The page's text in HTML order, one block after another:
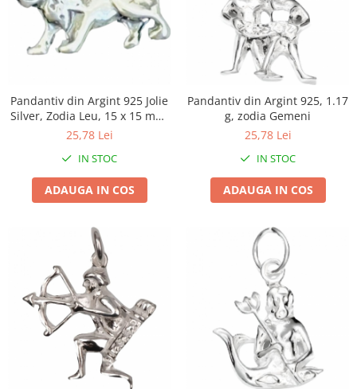
Cutii pentru chei
Dulapuri si rafturi de depozitare
Maturi, mopuri si galeti
Perii de curatare
Perii si aparate scame
Uscatoare si standere haine
Masini de carnati si accesorii
Espressoare si cafetiere
Masini de piper si nuci
Accesorii si consumabile masini de
tocat carne
Autocolant de bucatarie
Pandantiv din Argint 925 Jolie
Silver, Zodia Leu, 15 x 15 mm,
1.2 g
25,78 Lei
IN STOC
ADAUGA IN COS
Pandantiv din Argint 925, 1.17
g, zodia Gemeni
25,78 Lei
IN STOC
ADAUGA IN COS